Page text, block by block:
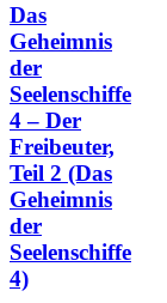
Das
Geheimnis
der
Seelenschiffe
4 – Der
Freibeuter,
Teil 2 (Das
Geheimnis
der
Seelenschiffe
4)